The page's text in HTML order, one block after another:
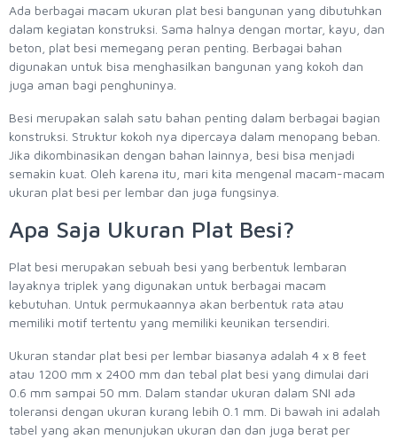
Ada berbagai macam ukuran plat besi bangunan yang dibutuhkan
dalam kegiatan konstruksi. Sama halnya dengan mortar, kayu, dan
beton, plat besi memegang peran penting. Berbagai bahan
digunakan untuk bisa menghasilkan bangunan yang kokoh dan
juga aman bagi penghuninya.
Besi merupakan salah satu bahan penting dalam berbagai bagian
konstruksi. Struktur kokoh nya dipercaya dalam menopang beban.
Jika dikombinasikan dengan bahan lainnya, besi bisa menjadi
semakin kuat. Oleh karena itu, mari kita mengenal macam-macam
ukuran plat besi per lembar dan juga fungsinya.
Apa Saja Ukuran Plat Besi?
Plat besi merupakan sebuah besi yang berbentuk lembaran
layaknya triplek yang digunakan untuk berbagai macam
kebutuhan. Untuk permukaannya akan berbentuk rata atau
memiliki motif tertentu yang memiliki keunikan tersendiri.
Ukuran standar plat besi per lembar biasanya adalah 4 x 8 feet
atau 1200 mm x 2400 mm dan tebal plat besi yang dimulai dari
0.6 mm sampai 50 mm. Dalam standar ukuran dalam SNI ada
toleransi dengan ukuran kurang lebih 0.1 mm. Di bawah ini adalah
tabel yang akan menunjukan ukuran dan dan juga berat per